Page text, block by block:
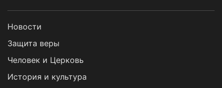
Новости
Защита веры
Человек и Церковь
История и культура